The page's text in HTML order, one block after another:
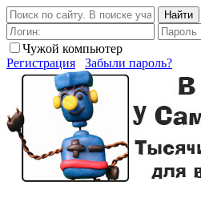
Найти
Чужой компьютер
Регистрация
Забыли пароль?